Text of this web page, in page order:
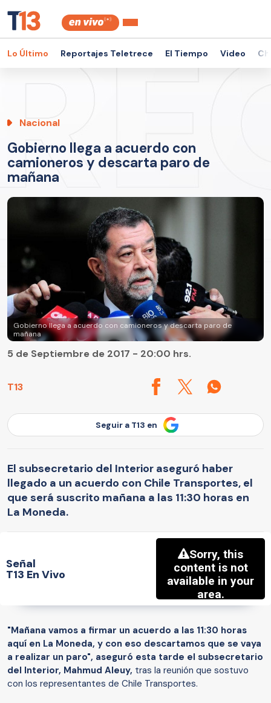
Lo Último Reportajes Teletrece El Tiempo Video
Nacional
Gobierno llega a acuerdo con
camioneros y descarta paro de
mañana
Gobierno llega a acuerdo con camioneros y descarta paro de
mañana
T13
5 de Septiembre de 2017 - 20:00 hrs.
Seguir a T13 en
El subsecretario del Interior aseguró haber
llegado a un acuerdo con Chile Transportes, el
que será suscrito mañana a las 11:30 horas en
La Moneda.
Señal
T13 En Vivo
"Mañana vamos a firmar un acuerdo a las 11:30 horas
aquí en La Moneda, y con eso descartamos que se vaya
a realizar un paro", aseguró esta tarde el subsecretario
del Interior, Mahmud Aleuy, tras la reunión que sostuvo
con los representantes de Chile Transportes.